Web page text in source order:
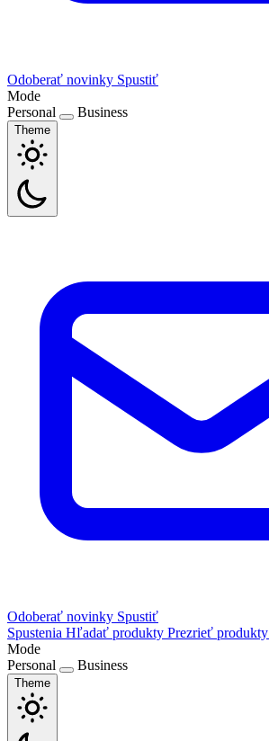
Odoberať novinky Spustiť
Mode
Personal
Business
Theme
Odoberať novinky Spustiť
Spustenia Hľadať produkty Prezrieť produkty
Mode
Personal
Business
Theme